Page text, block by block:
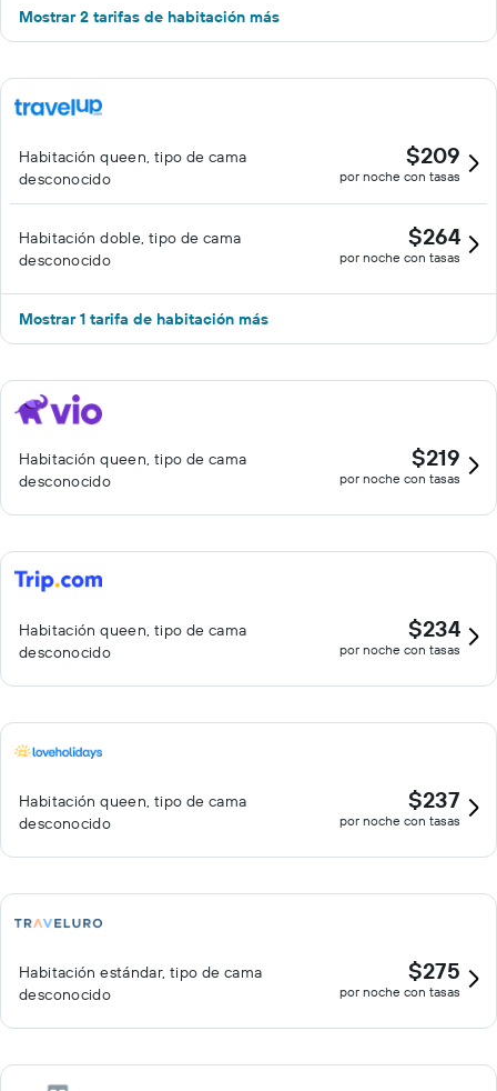
Mostrar 2 tarifas de habitación más
Habitación queen, tipo de cama
desconocido
$209
por noche con tasas
Habitación doble, tipo de cama
desconocido
$264
por noche con tasas
Mostrar 1 tarifa de habitación más
Habitación queen, tipo de cama
desconocido
$219
por noche con tasas
Habitación queen, tipo de cama
desconocido
$234
por noche con tasas
Habitación queen, tipo de cama
desconocido
$237
por noche con tasas
Habitación estándar, tipo de cama
desconocido
$275
por noche con tasas